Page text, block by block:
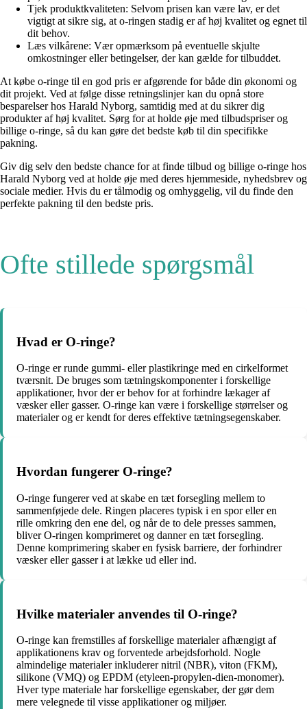
Tjek produktkvaliteten: Selvom prisen kan være lav, er det
vigtigt at sikre sig, at o-ringen stadig er af høj kvalitet og egnet til
dit behov.
Læs vilkårene: Vær opmærksom på eventuelle skjulte
omkostninger eller betingelser, der kan gælde for tilbuddet.
At købe o-ringe til en god pris er afgørende for både din økonomi og
dit projekt. Ved at følge disse retningslinjer kan du opnå store
besparelser hos Harald Nyborg, samtidig med at du sikrer dig
produkter af høj kvalitet. Sørg for at holde øje med tilbudspriser og
billige o-ringe, så du kan gøre det bedste køb til din specifikke
pakning.
Giv dig selv den bedste chance for at finde tilbud og billige o-ringe hos
Harald Nyborg ved at holde øje med deres hjemmeside, nyhedsbrev og
sociale medier. Hvis du er tålmodig og omhyggelig, vil du finde den
perfekte pakning til den bedste pris.
Ofte stillede spørgsmål
Hvad er O-ringe?
O-ringe er runde gummi- eller plastikringe med en cirkelformet
tværsnit. De bruges som tætningskomponenter i forskellige
applikationer, hvor der er behov for at forhindre lækager af
væsker eller gasser. O-ringe kan være i forskellige størrelser og
materialer og er kendt for deres effektive tætningsegenskaber.
Hvordan fungerer O-ringe?
O-ringe fungerer ved at skabe en tæt forsegling mellem to
sammenføjede dele. Ringen placeres typisk i en spor eller en
rille omkring den ene del, og når de to dele presses sammen,
bliver O-ringen komprimeret og danner en tæt forsegling.
Denne komprimering skaber en fysisk barriere, der forhindrer
væsker eller gasser i at lække ud eller ind.
Hvilke materialer anvendes til O-ringe?
O-ringe kan fremstilles af forskellige materialer afhængigt af
applikationens krav og forventede arbejdsforhold. Nogle
almindelige materialer inkluderer nitril (NBR), viton (FKM),
silikone (VMQ) og EPDM (etyleen-propylen-dien-monomer).
Hver type materiale har forskellige egenskaber, der gør dem
mere velegnede til visse applikationer og miljøer.